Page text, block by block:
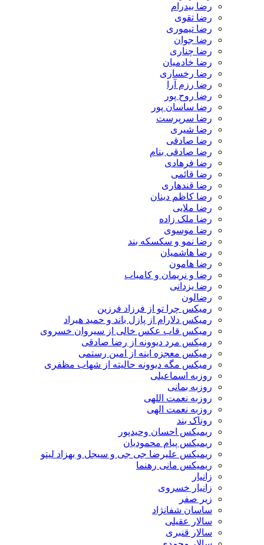
رضا بیدرام
رضا تقوی
رضا تیموری
رضا جوان
رضا چناری
رضا خادمیان
رضا رخساری
رضا رزم آرا
رضا روح پور
رضا ساسان پور
رضا سرپرست
رضا شیری
رضا صادقی
رضا صادقی بنام
رضا فرهادی
رضا قائمی
رضا قندهاری
رضا کاظم دینان
رضا ملایی
رضا ملک زاده
رضا موسوی
رضا نمو و سکسکه بند
رضا هاشمیان
رضا هامون
رضا و نریمان و کامیاب
رضا یزدانی
رضالون
رمیکس چرا تو از فرزاد فرزین
رمیکس دلارام از پازل باند و حمید هیراد
رمیکس قاب عکس خالی از سیروان خسروی
رمیکس مرد دیوونه از رضا صادقی
رمیکس معجزه اینه از امین رستمی
رمیکس مگه دیوونه حالیته از شهاب مظفری
روزبه اسماعیلی
روزبه بمانی
روزبه نعمت اللهی
روزبه نعمت الهی
روناک بند
ریمیکس احسان وحیدپور
ریمیکس پیام محمودیان
ریمیکس علیرضا جی جی و سیجل و بهزاد لیتو
ریمیکس مانی رهنما
زانیار
زانیار خسروی
زیر صفر
ساسان شفانژاد
سالار عقیلی
سالار قنبری